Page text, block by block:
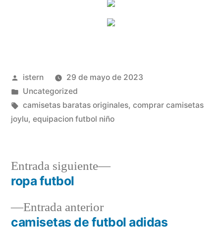
Publicado
por
istern
29 de mayo de 2023
Publicado
en
Uncategorized
Etiquetas:
camisetas baratas originales, comprar camisetas
joylu, equipacion futbol niño
Navegación
deEntrada anteriorEntrada
anterior:
camisetas de futbol adidas
Entrada siguiente
Entrada
ropa futbol